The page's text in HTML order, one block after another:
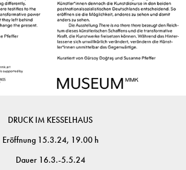
DRUCK IM KESSELHAUS
Eröffnung 15.3.24, 19.00 h
Dauer 16.3.-5.5.24